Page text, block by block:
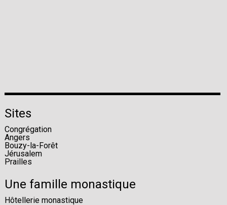
Sites
Congrégation
Angers
Bouzy-la-Forêt
Jérusalem
Prailles
Une famille monastique
Hôtellerie monastique